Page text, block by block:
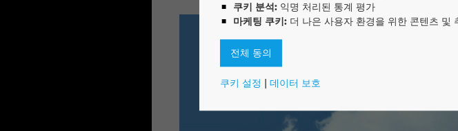
쿠키 분석:익명 처리된 통계 평가
마케팅 쿠키:더 나은 사용자 환경을 위한 콘텐츠 및
전체 동의
쿠키 설정 | 데이터 보호